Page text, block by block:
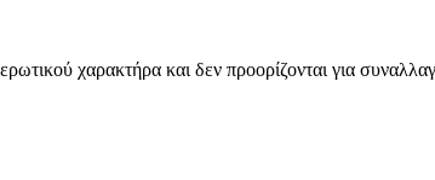
χαρακτήρα και δεν προορίζονται για